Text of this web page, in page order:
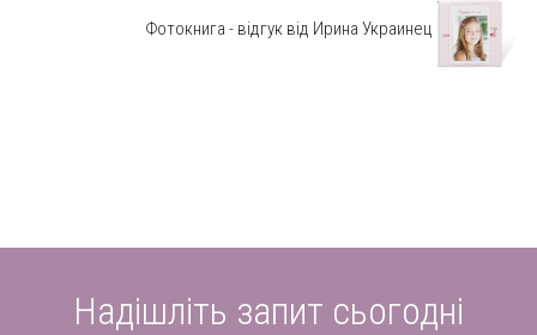
Фотокнига - відгук від Ирина Украинец
Надішліть запит сьогодні